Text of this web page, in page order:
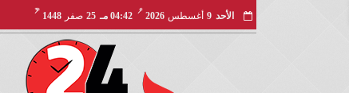
الأحد 9 أغسطس 2026
مـ
04:42 مـ 25 صفر 1448
هـ